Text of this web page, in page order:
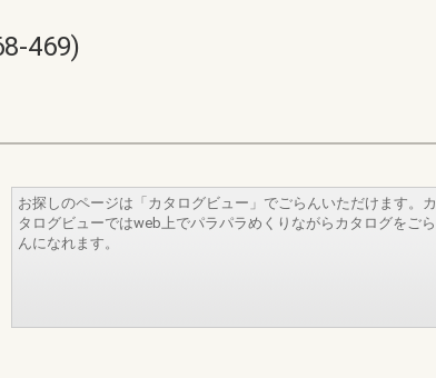
469)
お探しのページは「カタログビュー」でごらんいただけます。カ
タログビューではweb上でパラパラめくりながらカタログをごら
んになれます。